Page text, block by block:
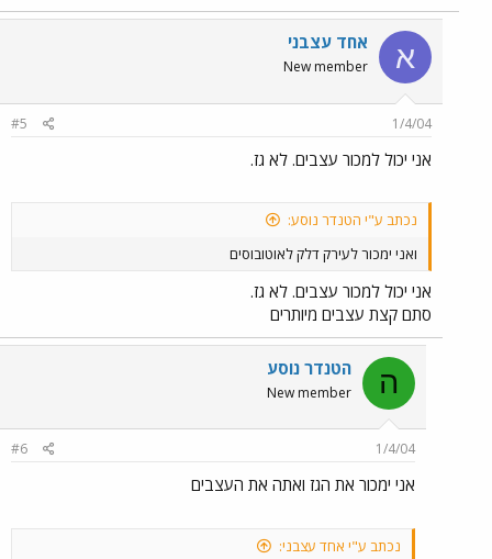
א אחד עצבני
New member
1/4/04
#5
אני יכול למכור עצבים. לא גז.
נכתב ע"י הטנדר נוסע:
ואני ימכור לעירק דלק לאוטובוסים
אני יכול למכור עצבים. לא גז.
סתם קצת עצבים מיותרים
ה הטנדר נוסע
New member
1/4/04
#6
אני ימכור את הגז ואתה את העצבים
נכתב ע"י אחד עצבני: